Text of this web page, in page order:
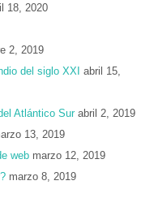
18, 2020
2, 2019
del siglo XXI
abril 15,
Atlántico Sur abril 2, 2019
13, 2019
web marzo 12, 2019
marzo 8, 2019